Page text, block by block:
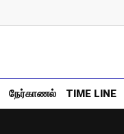
நேர்காணல் TIME LINE